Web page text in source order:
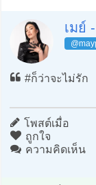
เมย์
#ก็ว่าจะไม่รัก
โพสต์เมื่อ
ถูกใจ
ความคิดเห็น